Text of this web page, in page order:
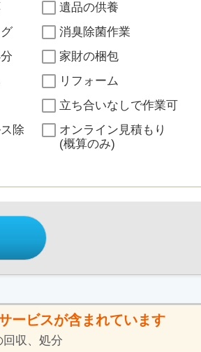
遺品の供養
消臭除菌作業
家財の梱包
リフォーム
立ち合いなしで作業可
除
オンライン見積もり
(概算のみ)
ービスが含まれています
回収、処分